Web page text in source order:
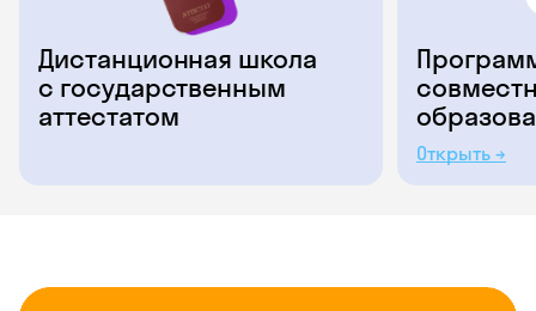
Дистанционная школа
с государственным
аттестатом
Открыть →